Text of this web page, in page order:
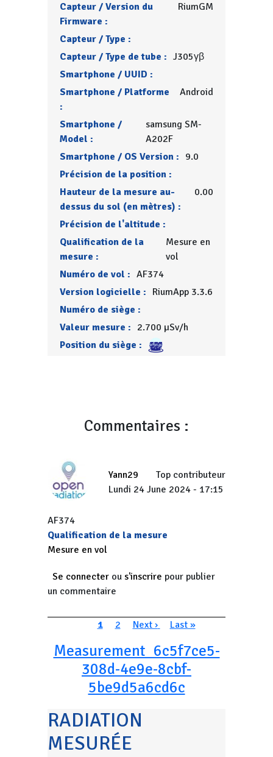
Capteur / Version du
Firmware :
RiumGM
Capteur / Type :
Capteur / Type de tube : J305γβ
Smartphone / UUID :
Smartphone / Platforme
:
Android
Smartphone /
Model :
samsung SM-
A202F
Smartphone / OS Version : 9.0
Précision de la position :
Hauteur de la mesure au-
dessus du sol (en mètres) :
0.00
Précision de l'altitude :
Qualification de la
mesure :
Mesure en
vol
Numéro de vol : AF374
Version logicielle : RiumApp 3.3.6
Numéro de siège :
Valeur mesure : 2.700 µSv/h
Position du siège :
Commentaires :
Yann29
Top contributeur
Lundi 24 June 2024 - 17:15
AF374
Qualification de la mesure
Mesure en vol
Se connecter ou s'inscrire pour publier
un commentaire
PaginationPage courante
1 Page
2 Page suivante
Next › Dernière page
Last »
Measurement_6c5f7ce5-
308d-4e9e-8cbf-
5be9d5a6cd6c
RADIATION
MESURÉE